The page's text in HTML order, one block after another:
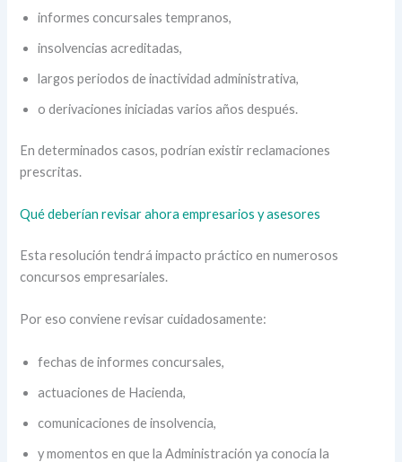
informes concursales tempranos,
insolvencias acreditadas,
largos periodos de inactividad administrativa,
o derivaciones iniciadas varios años después.
En determinados casos, podrían existir reclamaciones
prescritas.
Qué deberían revisar ahora empresarios y asesores
Esta resolución tendrá impacto práctico en numerosos
concursos empresariales.
Por eso conviene revisar cuidadosamente:
fechas de informes concursales,
actuaciones de Hacienda,
comunicaciones de insolvencia,
y momentos en que la Administración ya conocía la